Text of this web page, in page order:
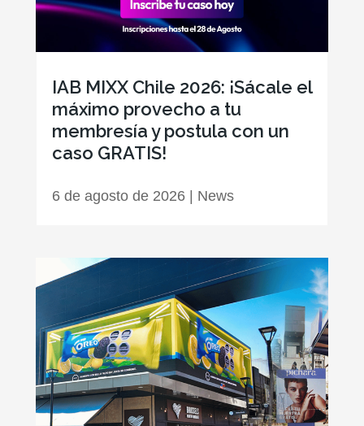
IAB MIXX Chile 2026: ¡Sácale el
máximo provecho a tu
membresía y postula con un
caso GRATIS!
6 de agosto de 2026| News